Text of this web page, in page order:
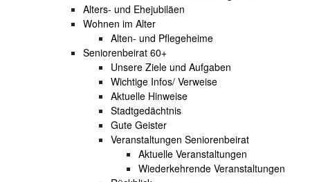
Alters- und Ehejubiläen
Wohnen im Alter
Alten- und Pflegeheime
Seniorenbeirat 60+
Unsere Ziele und Aufgaben
Wichtige Infos/ Verweise
Aktuelle Hinweise
Stadtgedächtnis
Gute Geister
Veranstaltungen Seniorenbeirat
Aktuelle Veranstaltungen
Wiederkehrende Veranstaltungen